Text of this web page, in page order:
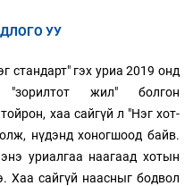
УУ
стандарт" гэх уриа 2019 онд
жил" болгон
хаа сайгүй л "Нэг хот-
нүдэнд хоногшоод байв.
уриалгаа наагаад хотын
Хаа сайгүй наасныг бодвол